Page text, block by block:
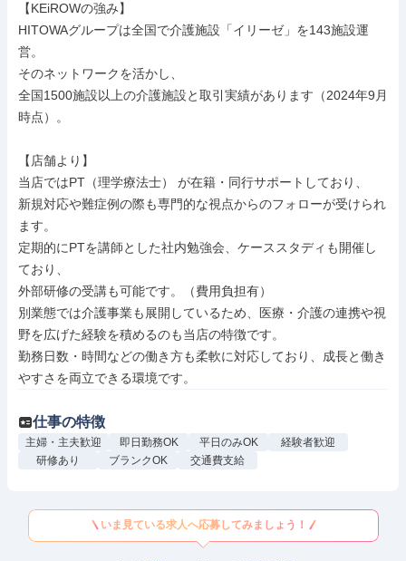
【KEiROWの強み】
HITOWAグループは全国で介護施設「イリーゼ」を143施設運
営。
そのネットワークを活かし、
全国1500施設以上の介護施設と取引実績があります（2024年9月
時点）。
【店舗より】
当店ではPT（理学療法士） が在籍・同行サポートしており、
新規対応や難症例の際も専門的な視点からのフォローが受けられ
ます。
定期的にPTを講師とした社内勉強会、ケーススタディも開催し
ており、
外部研修の受講も可能です。（費用負担有）
別業態では介護事業も展開しているため、医療・介護の連携や視
野を広げた経験を積めるのも当店の特徴です。
勤務日数・時間などの働き方も柔軟に対応しており、成長と働き
やすさを両立できる環境です。
仕事の特徴
主婦・主夫歓迎 即日勤務OK 平日のみOK
経験者歓迎
研修あり
ブランクOK 交通費支給
いま見ている求人へ応募してみましょう！